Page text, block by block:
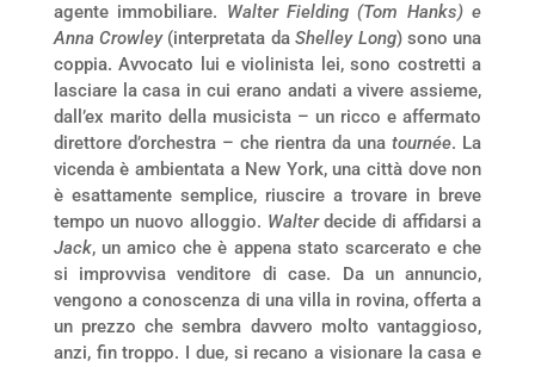
agente immobiliare. Walter Fielding (Tom Hanks) e
Anna Crowley(interpretata daShelley Long) sono una
coppia. Avvocato lui e violinista lei, sono costretti a
lasciare la casa in cui erano andati a vivere assieme,
dall’ex marito della musicista – un ricco e affermato
direttore d’orchestra – che rientra da unatournée. La
vicenda è ambientata a New York, una città dove non
è esattamente semplice, riuscire a trovare in breve
tempo un nuovo alloggio. Walterdecide di affidarsi a
Jack, un amico che è appena stato scarcerato e che
si improvvisa venditore di case. Da un annuncio,
vengono a conoscenza di una villa in rovina, offerta a
un prezzo che sembra davvero molto vantaggioso,
anzi, fin troppo. I due, si recano a visionare la casa e